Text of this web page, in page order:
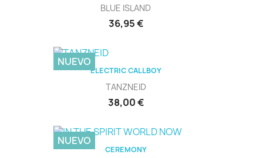
BLUE ISLAND
Precio
36,95 €
Vista rápida
ELECTRIC CALLBOY
TANZNEID
Precio
38,00 €
NUEVO
Vista rápida
CEREMONY
NUEVO